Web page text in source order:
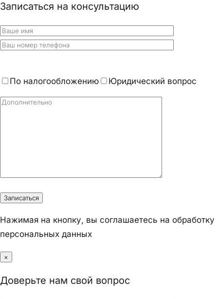
Записаться на консультацию
По налогообложению Юридический вопрос
Нажимая на кнопку, вы соглашаетесь на обработку
персональных данных
×
Доверьте нам свой вопрос